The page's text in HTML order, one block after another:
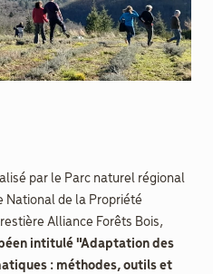
par le Parc naturel régional
National de la Propriété
Alliance Forêts Bois,
intitulé "Adaptation des
: méthodes, outils et